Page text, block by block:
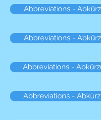
Abbreviations -
Abbreviations -
Abbreviations -
Abbreviations -